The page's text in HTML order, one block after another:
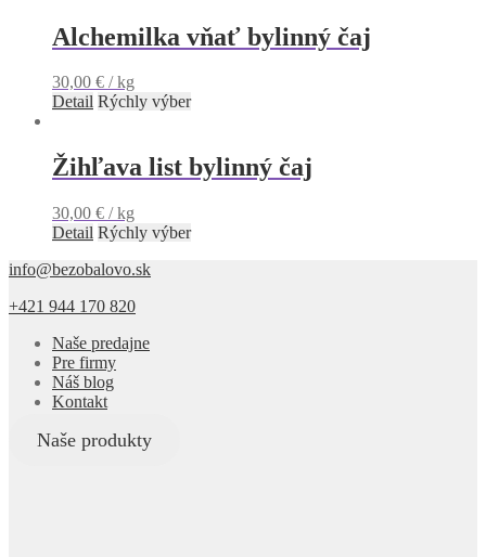
Alchemilka vňať bylinný čaj
30,00 € / kg
Detail Rýchly výber
Žihľava list bylinný čaj
30,00 € / kg
Detail Rýchly výber
info@bezobalovo.sk
+421 944 170 820
Naše predajne
Pre firmy
Náš blog
Kontakt
Naše produkty